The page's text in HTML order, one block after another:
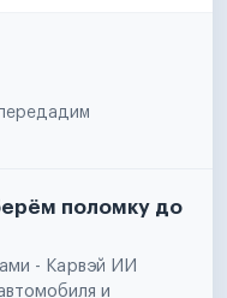
поломку до
- Карвэй ИИ
и